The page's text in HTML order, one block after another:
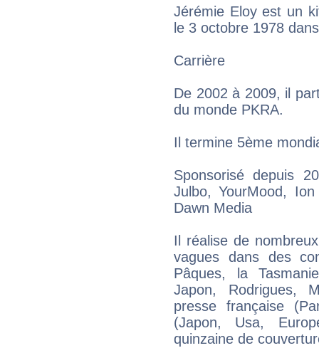
Jérémie Eloy est un
le 3 octobre 1978
Carrière
De 2002 à 2009, il
du monde PKRA.
Il termine 5ème
Sponsorisé depuis
Julbo, YourMood,
Dawn Media
Il réalise de
vagues dans des
Pâques, la
Japon, Rodrigues,
presse française
(Japon, Usa,
quinzaine de